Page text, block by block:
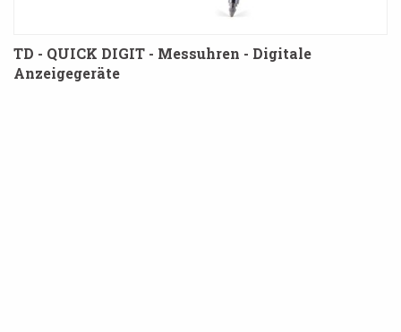
TD - QUICK DIGIT - Messuhren - Digitale
Anzeigegeräte